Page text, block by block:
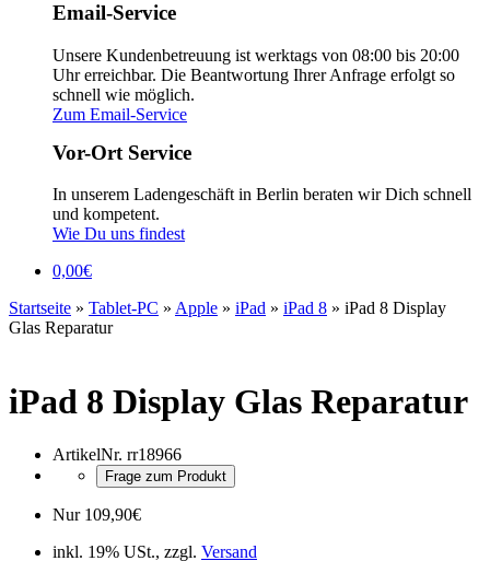
Email-Service
Unsere Kundenbetreuung ist werktags von 08:00 bis 20:00
Uhr erreichbar. Die Beantwortung Ihrer Anfrage erfolgt so
schnell wie möglich.
Zum Email-Service
Vor-Ort Service
In unserem Ladengeschäft in Berlin beraten wir Dich schnell
und kompetent.
Wie Du uns findest
0,00€
Startseite » Tablet-PC » Apple » iPad » iPad 8 » iPad 8 Display
Glas Reparatur
iPad 8 Display Glas Reparatur
ArtikelNr. rr18966
Frage zum Produkt
Nur 109,90€
inkl. 19% USt., zzgl. Versand